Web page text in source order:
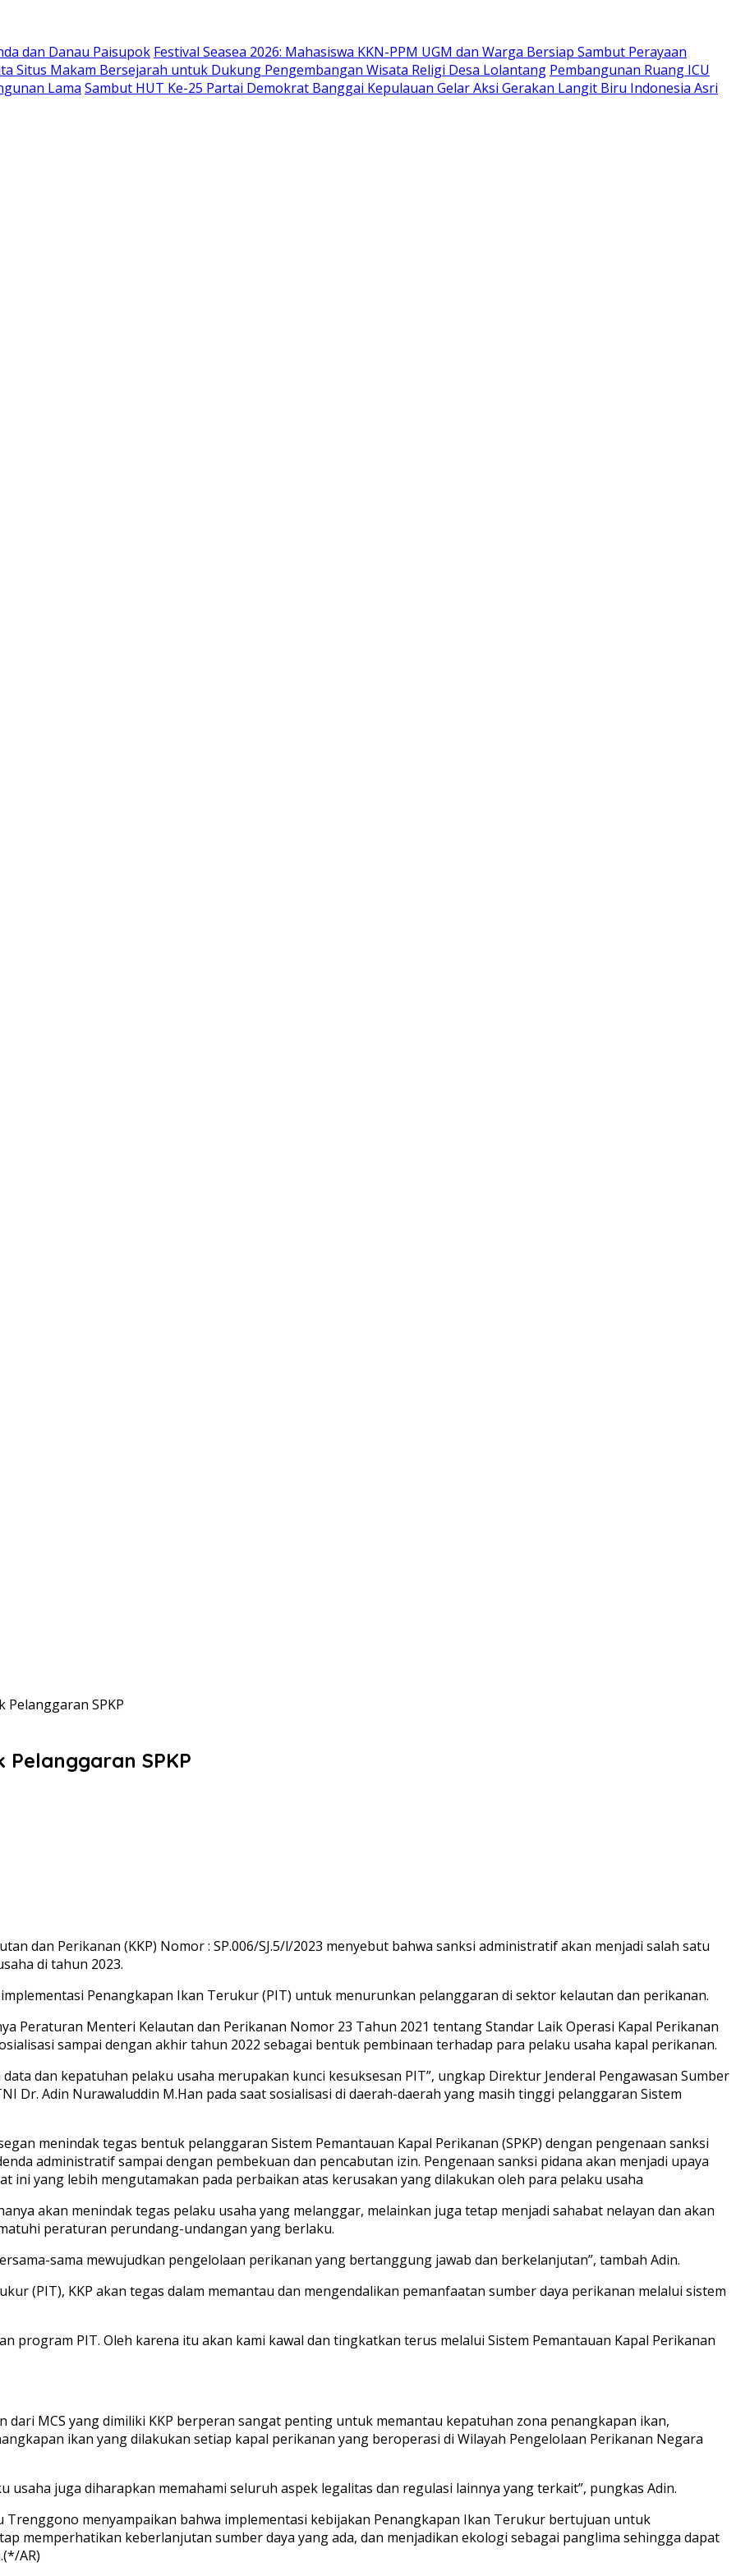
dan Danau Paisupok Festival Seasea 2026: Mahasiswa KKN-PPM UGM dan Warga Bersiap Sambut Perayaan
Situs Makam Bersejarah untuk Dukung Pengembangan Wisata Religi Desa Lolantang Pembangunan Ruang ICU
Lama Sambut HUT Ke-25 Partai Demokrat Banggai Kepulauan Gelar Aksi Gerakan Langit Biru Indonesia Asri
Pelanggaran SPKP
Pelanggaran SPKP
dan Perikanan (KKP) Nomor : SP.006/SJ.5/l/2023 menyebut bahwa sanksi administratif akan menjadi salah satu
di tahun 2023.
Penangkapan Ikan Terukur (PIT) untuk menurunkan pelanggaran di sektor kelautan dan perikanan.
Peraturan Menteri Kelautan dan Perikanan Nomor 23 Tahun 2021 tentang Standar Laik Operasi Kapal Perikanan
sampai dengan akhir tahun 2022 sebagai bentuk pembinaan terhadap para pelaku usaha kapal perikanan.
dan kepatuhan pelaku usaha merupakan kunci kesuksesan PIT”, ungkap Direktur Jenderal Pengawasan Sumber
Dr. Adin Nurawaluddin M.Han pada saat sosialisasi di daerah-daerah yang masih tinggi pelanggaran Sistem
menindak tegas bentuk pelanggaran Sistem Pemantauan Kapal Perikanan (SPKP) dengan pengenaan sanksi
administratif sampai dengan pembekuan dan pencabutan izin. Pengenaan sanksi pidana akan menjadi upaya
ini yang lebih mengutamakan pada perbaikan atas kerusakan yang dilakukan oleh para pelaku usaha
akan menindak tegas pelaku usaha yang melanggar, melainkan juga tetap menjadi sahabat nelayan dan akan
peraturan perundang-undangan yang berlaku.
sama mewujudkan pengelolaan perikanan yang bertanggung jawab dan berkelanjutan”, tambah Adin.
(PIT), KKP akan tegas dalam memantau dan mengendalikan pemanfaatan sumber daya perikanan melalui sistem
program PIT. Oleh karena itu akan kami kawal dan tingkatkan terus melalui Sistem Pemantauan Kapal Perikanan
dari MCS yang dimiliki KKP berperan sangat penting untuk memantau kepatuhan zona penangkapan ikan,
ikan yang dilakukan setiap kapal perikanan yang beroperasi di Wilayah Pengelolaan Perikanan Negara
usaha juga diharapkan memahami seluruh aspek legalitas dan regulasi lainnya yang terkait”, pungkas Adin.
Trenggono menyampaikan bahwa implementasi kebijakan Penangkapan Ikan Terukur bertujuan untuk
memperhatikan keberlanjutan sumber daya yang ada, dan menjadikan ekologi sebagai panglima sehingga dapat
AR)